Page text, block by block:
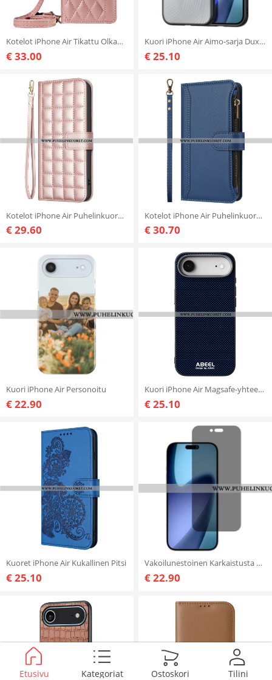
Kotelot iPhone Air Tikattu Olkahihna Ja Remmi
€ 33.00
Kuori iPhone Air Aimo-sarja Dux Ducis
€ 25.10
Kotelot iPhone Air Puhelinkuoret Ensiluokkainen
€ 29.60
Kotelot iPhone Air Puhelinkuoret 9 Korttipaikan Lompakko Remmillä
€ 30.70
Kuori iPhone Air Personoitu
€ 22.90
Kuori iPhone Air Magsafe-yhteensopiva Abeel Suojakuori
€ 25.10
Kuoret iPhone Air Kukallinen Pitsi
€ 25.10
Vakoilunestoinen Karkaistusta Lasista Valmistettu Näytönsuoja iPhone Airille
€ 22.90
Etusivu Kategoriat Ostoskori Tilini